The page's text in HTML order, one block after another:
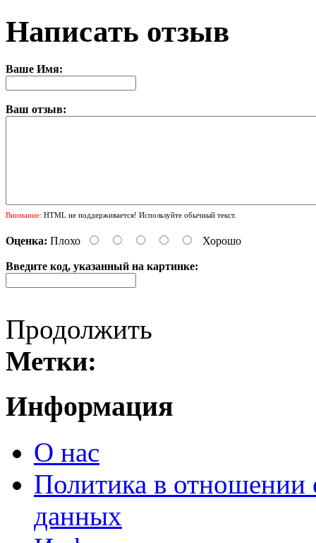
Написать отзыв
Ваше Имя:
Ваш отзыв:
Внимание: HTML не поддерживается! Используйте обычный текст.
Оценка: Плохо Хорошо
Введите код, указанный на картинке:
Продолжить
Метки:
Информация
О нас
Политика в отношении
данных